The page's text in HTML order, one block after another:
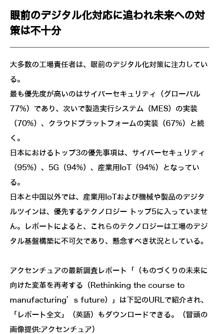
眼前のデジタル化対応に追われ未来への対
策は不十分
大多数の工場責任者は、眼前のデジタル化対策に注力してい
る。
最も優先度が高いのはサイバーセキュリティ（グローバル
77%）であり、次いで製造実行システム（MES）の実装
（70%）、クラウドプラットフォームの実装（67%）と続
く。
日本におけるトップ3の優先事項は、サイバーセキュリティ
（95%）、5G（94%）、産業用IoT（94%）となってい
る。
日本と中国以外では、産業用IoTおよび機械や製品のデジタ
ルツインは、優先するテクノロジー トップ5に入っていませ
ん。レポートによると、これらのテクノロジーは工場のデジ
タル基盤構築に不可欠であり、懸念すべき状況としている。
アクセンチュアの最新調査レポート「（ものづくりの未来に
向けた変革を再考する（Rethinking the course to
manufacturing’s future）」は下記のURLで紹介され、
「レポート全文」（英語）もダウンロードできる。（冒頭の
画像提供:アクセンチュア）